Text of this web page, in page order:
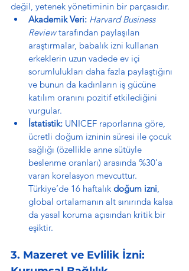
değil, yetenek yönetiminin bir parçasıdır.
Akademik Veri: Harvard Business
Review tarafından paylaşılan
araştırmalar, babalık izni kullanan
erkeklerin uzun vadede ev içi
sorumlulukları daha fazla paylaştığını
ve bunun da kadınların iş gücüne
katılım oranını pozitif etkilediğini
vurgular.
İstatistik: UNICEF raporlarına göre,
ücretli doğum izninin süresi ile çocuk
sağlığı (özellikle anne sütüyle
beslenme oranları) arasında %30'a
varan korelasyon mevcuttur.
Türkiye’de 16 haftalık doğum izni,
global ortalamanın alt sınırında kalsa
da yasal koruma açısından kritik bir
eşiktir.
3. Mazeret ve Evlilik İzni: